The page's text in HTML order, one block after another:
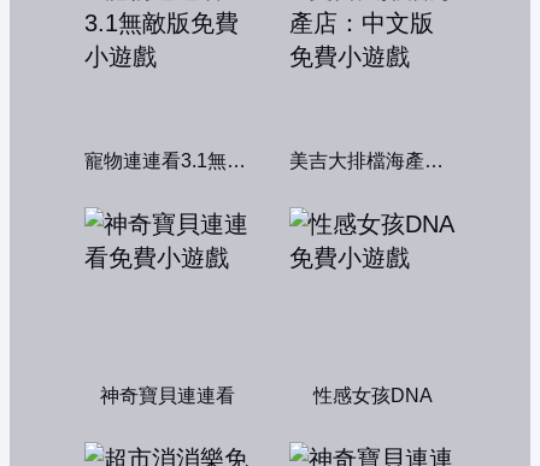
寵物連連看3.1無敵版 美吉大排檔海產店：中文版
神奇寶貝連連看 性感女孩DNA